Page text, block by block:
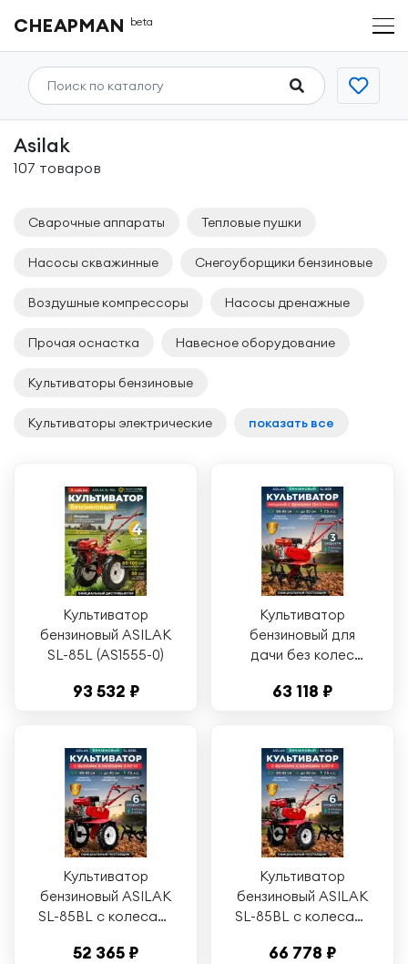
CHEAPMAN beta
Asilak
107 товаров
Сварочные аппараты Тепловые пушки
Насосы скважинные Снегоуборщики бензиновые
Воздушные компрессоры Насосы дренажные
Прочая оснастка Навесное оборудование
Культиваторы бензиновые
Культиваторы электрические показать все
Культиватор
бензиновый ASILAK
SL-85L (AS1555-0)
93 532 ₽
Культиватор
бензиновый для
дачи без колес
(AS1529-8)
63 118 ₽
Культиватор
бензиновый ASILAK
SL-85BL с колесами
52 365 ₽
Культиватор
бензиновый ASILAK
SL-85BL с колесами
66 778 ₽